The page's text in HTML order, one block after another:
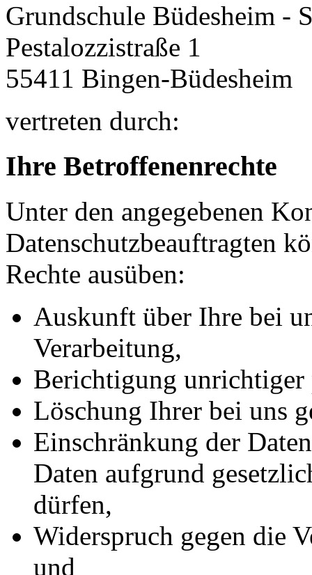
Grundschule Büdesheim -
Pestalozzistraße 1
55411 Bingen-Büdesheim
vertreten durch:
Ihre Betroffenenrechte
Unter den angegebenen
Datenschutzbeauftragten
Rechte ausüben:
Auskunft über Ihre bei
Verarbeitung,
Berichtigung unrichtiger
Löschung Ihrer bei uns
Einschränkung der
Daten aufgrund
dürfen,
Widerspruch gegen die
und